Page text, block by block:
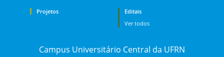
Projetos
Editais
Ver todos
Campus Universitário Central da UFRN